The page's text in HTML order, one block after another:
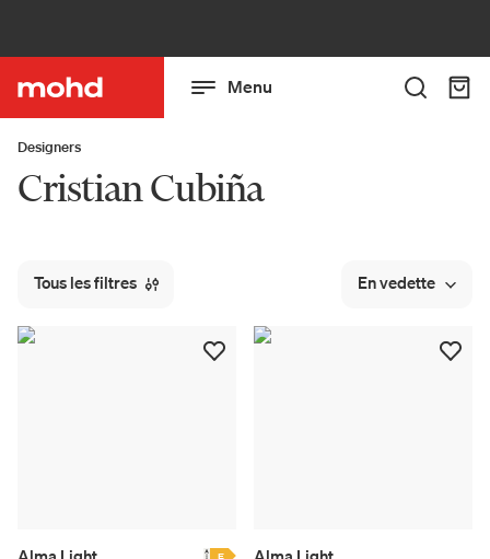
Menu
Designers
Cristian Cubiña
Tous les filtres En vedette